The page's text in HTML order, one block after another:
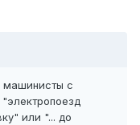
машинисты с
или "... до